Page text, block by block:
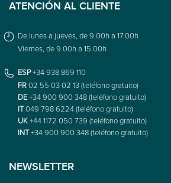
ATENCIÓN AL CLIENTE
De lunes a jueves, de 9.00h a 17.00h
Viernes, de 9.00h a 15.00h
ESP+34 938 869 110
FR02 55 03 02 13 (teléfono gratuito)
DE+34 900 900 348 (teléfono gratuito)
IT049 798 6224 (teléfono gratuito)
UK+44 1172 050 739 (teléfono gratuito)
INT+34 900 900 348 (teléfono gratuito)
NEWSLETTER